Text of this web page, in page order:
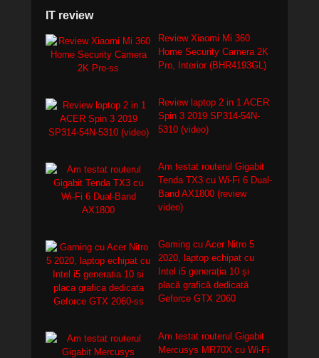
IT review
Review Xiaomi Mi 360
Home Security Camera 2K
Pro, Interior (BHR4193GL)
Review laptop 2 in 1 ACER
Spin 3 2019 SP314-54N-
5310 (video)
Am testat routerul Gigabit
Tenda TX3 cu Wi-Fi 6 Dual-
Band AX1800 (review
video)
Gaming cu Acer Nitro 5
2020, laptop echipat cu
Intel i5 generația 10 și
placă grafică dedicată
Geforce GTX 2060
Am testat routerul Gigabit
Mercusys MR70X cu Wi-Fi